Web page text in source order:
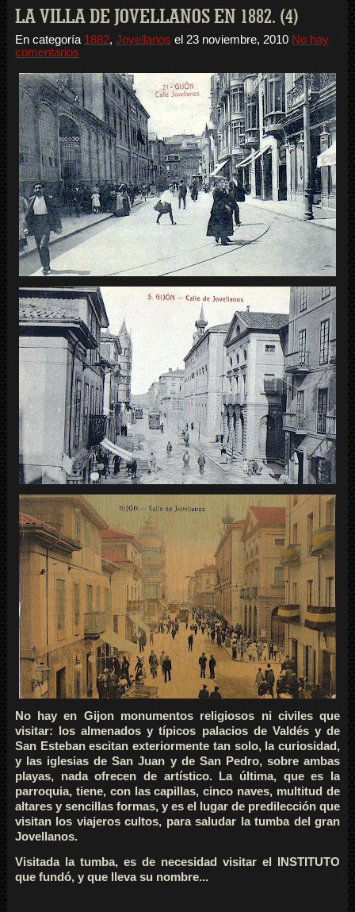
LA VILLA DE JOVELLANOS EN 1882. (4)
En categoría 1882, Jovellanos el 23 noviembre, 2010 No hay
comentarios
No hay en Gijon monumentos religiosos ni civiles que
visitar: los almenados y típicos palacios de Valdés y de
San Esteban escitan exteriormente tan solo, la curiosidad,
y las iglesias de San Juan y de San Pedro, sobre ambas
playas, nada ofrecen de artístico. La última, que es la
parroquia, tiene, con las capillas, cinco naves, multitud de
altares y sencillas formas, y es el lugar de predilección que
visitan los viajeros cultos, para saludar la tumba del gran
Jovellanos.
Visitada la tumba, es de necesidad visitar el INSTITUTO
que fundó, y que lleva su nombre...